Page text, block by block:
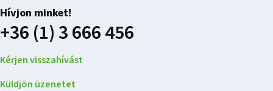
Hívjon minket!
+36 (1) 3 666 456
Kérjen visszahívást
Küldjön üzenetet